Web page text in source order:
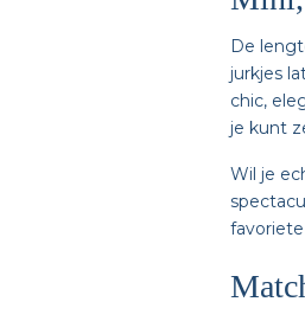
De
jurkjes
chic,
je kunt
Wil je